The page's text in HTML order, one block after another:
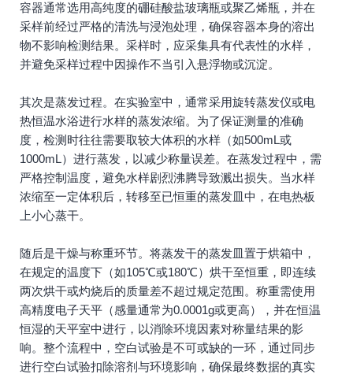
容器通常选用高纯度的硼硅酸盐玻璃瓶或聚乙烯瓶，并在
采样前经过严格的清洗与浸泡处理，确保容器本身的溶出
物不影响检测结果。采样时，应采集具有代表性的水样，
并避免采样过程中因操作不当引入悬浮物或沉淀。
其次是蒸发过程。在实验室中，通常采用旋转蒸发仪或电
热恒温水浴进行水样的蒸发浓缩。为了保证测量的准确
度，检测时往往需要取较大体积的水样（如500mL或
1000mL）进行蒸发，以减少称量误差。在蒸发过程中，需
严格控制温度，避免水样剧烈沸腾导致溅出损失。当水样
浓缩至一定体积后，转移至已恒重的蒸发皿中，在电热板
上小心蒸干。
随后是干燥与称重环节。将蒸发干的蒸发皿置于烘箱中，
在规定的温度下（如105℃或180℃）烘干至恒重，即连续
两次烘干或灼烧后的质量差不超过规定范围。称重需使用
高精度电子天平（感量通常为0.0001g或更高），并在恒温
恒湿的天平室中进行，以消除环境因素对称量结果的影
响。整个流程中，空白试验是不可或缺的一环，通过同步
进行空白试验扣除溶剂与环境影响，确保最终数据的真实